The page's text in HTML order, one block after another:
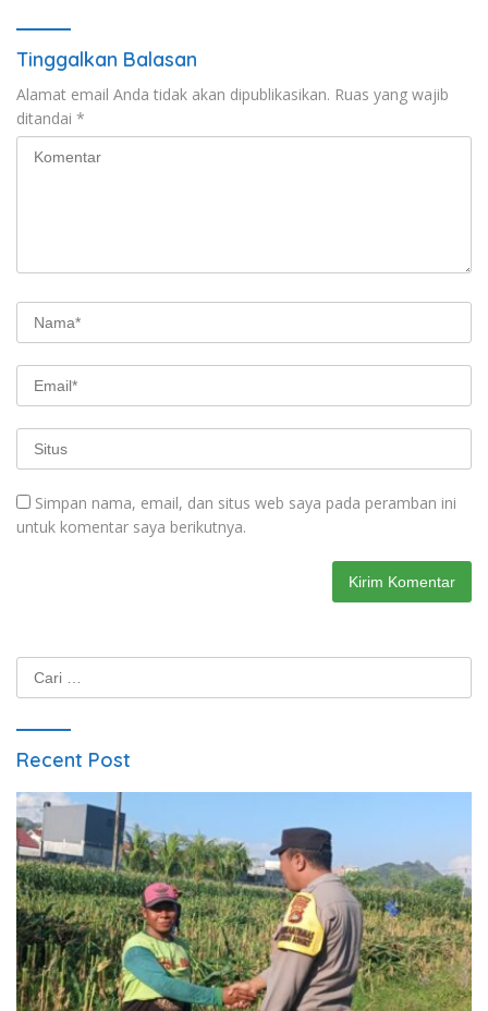
Tinggalkan Balasan
Alamat email Anda tidak akan dipublikasikan. Ruas yang wajib
ditandai *
Simpan nama, email, dan situs web saya pada peramban ini
untuk komentar saya berikutnya.
Cari
untuk:
Recent Post